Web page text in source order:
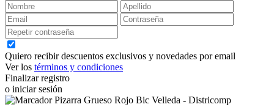
Quiero recibir descuentos exclusivos y novedades por email
Ver los términos y condiciones
Finalizar registro
o iniciar sesión